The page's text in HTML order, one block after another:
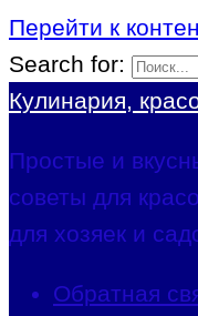
Перейти к
Search for:
Кулинария,
Простые и
советы для
для хозяек и
Обратная